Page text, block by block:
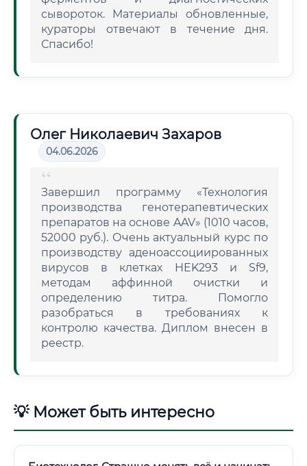
сывороток. Материалы обновленные,
кураторы отвечают в течение дня.
Спасибо!
Олег Николаевич Захаров
04.06.2026
Завершил программу «Технология
производства генотерапевтических
препаратов на основе AAV» (1010 часов,
52000 руб.). Очень актуальный курс по
производству аденоассоциированных
вирусов в клетках HEK293 и Sf9,
методам аффинной очистки и
определению титра. Помогло
разобраться в требованиях к
контролю качества. Диплом внесен в
реестр.
💡 Может быть интересно